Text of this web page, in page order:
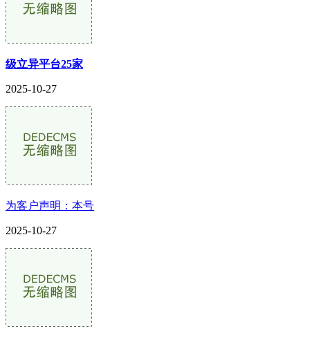
级立异平台25家
2025-10-27
为客户声明：本号
2025-10-27